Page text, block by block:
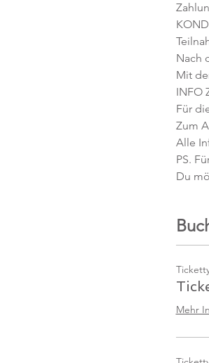
Nach
Mit
INFO
Für
Zum
Alle
PS.
Du
Mehr